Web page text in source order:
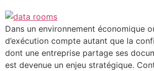
Dans un environnement économique
d’exécution compte autant que la
dont une entreprise partage ses
est devenue un enjeu stratégique.